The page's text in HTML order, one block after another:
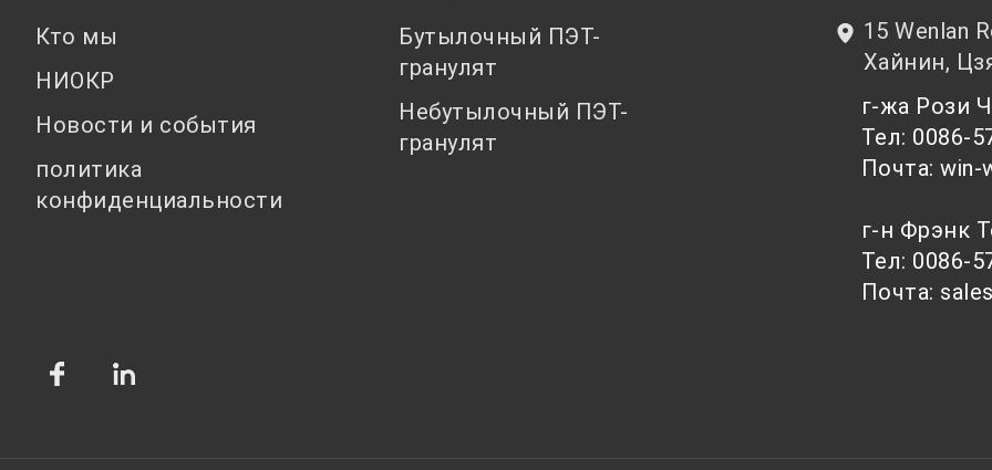
Кто мы
НИОКР
Новости и события
политика
конфиденциальности
Бутылочный ПЭТ-
гранулят
Небутылочный ПЭТ-
гранулят
15 Wenlan
Хайнин,
г-жа Рози
Тел: 0086-
Почта: win-
г-н Фрэнк
Тел: 0086-
Почта: